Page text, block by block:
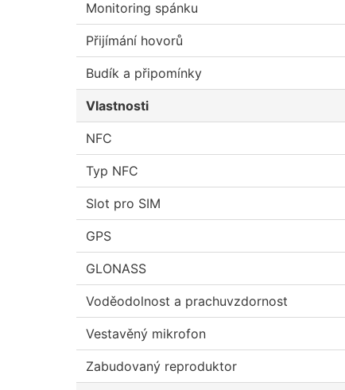
Monitoring spánku
Přijímání hovorů
Budík a připomínky
Vlastnosti
NFC
Typ NFC
Slot pro SIM
GPS
GLONASS
Voděodolnost a prachuvzdornost
Vestavěný mikrofon
Zabudovaný reproduktor